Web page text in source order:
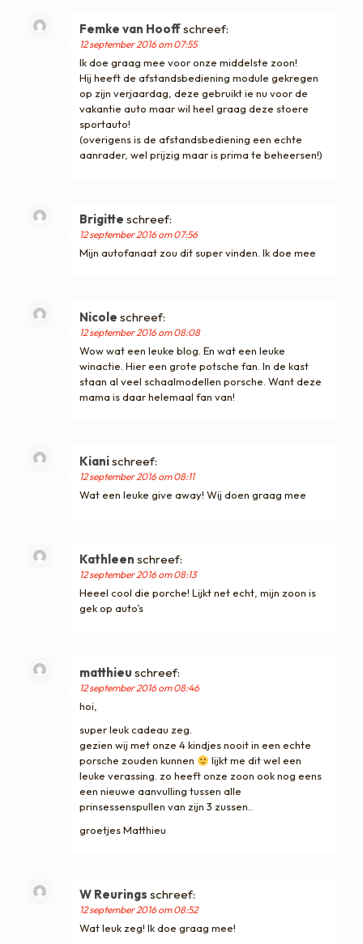
Femke van Hooffschreef:
12 september 2016 om 07:55
Ik doe graag mee voor onze middelste zoon!
Hij heeft de afstandsbediening module gekregen
op zijn verjaardag, deze gebruikt ie nu voor de
vakantie auto maar wil heel graag deze stoere
sportauto!
(overigens is de afstandsbediening een echte
aanrader, wel prijzig maar is prima te beheersen!)
Brigitte schreef:
12 september 2016 om 07:56
Mijn autofanaat zou dit super vinden. Ik doe mee
Nicole schreef:
12 september 2016 om 08:08
Wow wat een leuke blog. En wat een leuke
winactie. Hier een grote potsche fan. In de kast
staan al veel schaalmodellen porsche. Want deze
mama is daar helemaal fan van!
Kianischreef:
12 september 2016 om 08:11
Wat een leuke give away! Wij doen graag mee
Kathleen schreef:
12 september 2016 om 08:13
Heeel cool die porche! Lijkt net echt, mijn zoon is
gek op auto’s
matthieu schreef:
12 september 2016 om 08:46
hoi,
super leuk cadeau zeg.
gezien wij met onze 4 kindjes nooit in een echte
porsche zouden kunnen
lijkt me dit wel een
leuke verassing. zo heeft onze zoon ook nog eens
een nieuwe aanvulling tussen alle
prinsessenspullen van zijn 3 zussen..
groetjes Matthieu
W Reurings schreef:
12 september 2016 om 08:52
Wat leuk zeg! Ik doe graag mee!